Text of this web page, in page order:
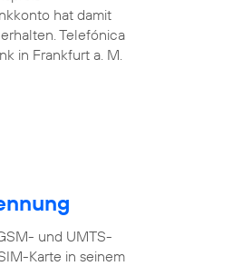
hat damit
Telefónica
in Frankfurt a. M.
und UMTS-
Karte in seinem